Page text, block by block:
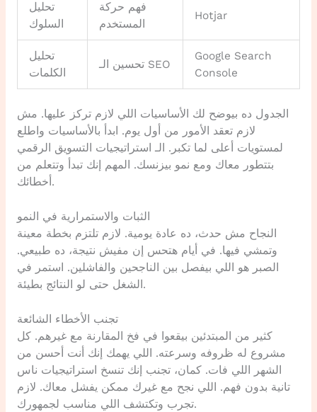
تحليل
السلوك
فهم حركة
المستخدم
Hotjar
تحليل
الكلمات
تحسين الـ SEO
Google Search
Console
الجدول ده بيوضح لك الأساسيات اللي لازم تركز عليها. مش
لازم تعقد الأمور من أول يوم. ابدأ بالأساسيات واطلع
لمستويات أعلى لما تكبر. الـ استراتيجيات التسويق الرقمي
بتتطور معاك ومع نمو بيزنسك. المهم إنك تبدأ وتتعلم من
أخطائك.
الثبات والاستمرارية في النمو
النجاح مش حدث، ده عادة يومية. لازم تلتزم بخطة معينة
وتمشي فيها. في أيام هتحس إن مفيش نتيجة، ده طبيعي.
الصبر هو اللي بيفصل بين الناجحين والفاشلين. استمر في
الشغل حتى لو النتائج بطيئة.
تجنب الأخطاء الشائعة
كثير من المبتدئين بيقعوا في فخ المقارنة مع غيرهم. كل
مشروع له ظروفه وسرعته. اللي يهمك إنك أنت أحسن من
الشهر اللي فات. كمان، تجنب إنك تنسخ استراتيجيات ناس
تانية بدون فهم. اللي نجح مع غيرك ممكن يفشل معاك. لازم
تجرب وتكتشف اللي مناسب لجمهورك.